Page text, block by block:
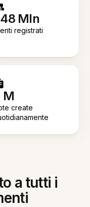
Mln
registrati
M
create
a tutti i